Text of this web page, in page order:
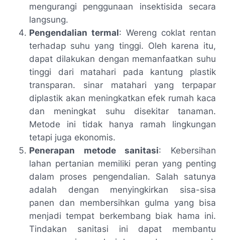
mengurangi penggunaan insektisida secara
langsung.
Pengendalian termal: Wereng coklat rentan
terhadap suhu yang tinggi. Oleh karena itu,
dapat dilakukan dengan memanfaatkan suhu
tinggi dari matahari pada kantung plastik
transparan. sinar matahari yang terpapar
diplastik akan meningkatkan efek rumah kaca
dan meningkat suhu disekitar tanaman.
Metode ini tidak hanya ramah lingkungan
tetapi juga ekonomis.
Penerapan metode sanitasi: Kebersihan
lahan pertanian memiliki peran yang penting
dalam proses pengendalian. Salah satunya
adalah dengan menyingkirkan sisa-sisa
panen dan membersihkan gulma yang bisa
menjadi tempat berkembang biak hama ini.
Tindakan sanitasi ini dapat membantu